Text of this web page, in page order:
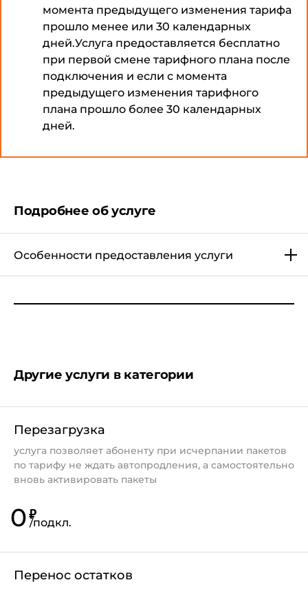
момента предыдущего изменения тарифа
прошло менее или 30 календарных
дней.Услуга предоставляется бесплатно
при первой смене тарифного плана после
подключения и если с момента
предыдущего изменения тарифного
плана прошло более 30 календарных
дней.
Подробнее об услуге
Особенности предоставления услуги
При смене с пакетных тарифов на голосовые
"Пропущенный вызов".
При смене тарифа остатки пакетов и интернет-
При отключенной услуге "
Другие услуги в категории
Перезагрузка
услуга позволяет абоненту при исчерпании пакетов
по тарифу не ждать автопродления, а самостоятельно
вновь активировать пакеты
0₽
/подкл.
Перенос остатков